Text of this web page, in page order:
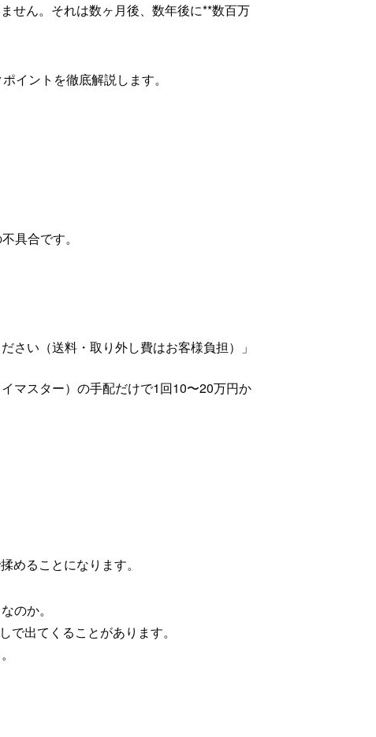
せん。それは数ヶ月後、数年後に**数百万
イントを徹底解説します。
具合です。
さい（送料・取り外し費はお客様負担）」
マスター）の手配だけで1回10〜20万円か
めることになります。
のか。
で出てくることがあります。